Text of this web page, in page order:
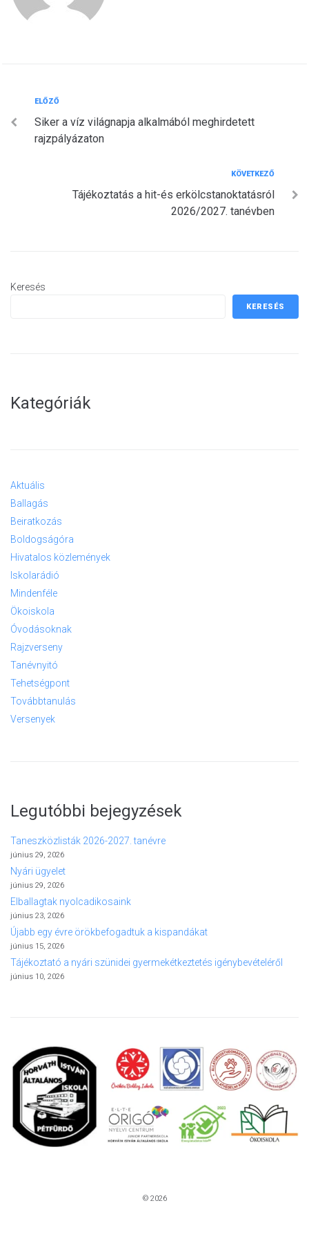
Bejegyzés
navigáció
Előző
ELŐZŐ
Siker a víz világnapja alkalmából meghirdetett
rajzpályázaton
KÖVETKEZŐ
Tájékoztatás a hit-és erkölcstanoktatásról
2026/2027. tanévben
Keresés
KERESÉS
Kategóriák
Aktuális
Ballagás
Beiratkozás
Boldogságóra
Hivatalos közlemények
Iskolarádió
Mindenféle
Ökoiskola
Óvodásoknak
Rajzverseny
Tanévnyitó
Tehetségpont
Továbbtanulás
Versenyek
Legutóbbi bejegyzések
Taneszközlisták 2026-2027. tanévre
június 29, 2026
Nyári ügyelet
június 29, 2026
Elballagtak nyolcadikosaink
június 23, 2026
Újabb egy évre örökbefogadtuk a kispandákat
június 15, 2026
Tájékoztató a nyári szünidei gyermekétkeztetés igénybevételéről
június 10, 2026
© 2026